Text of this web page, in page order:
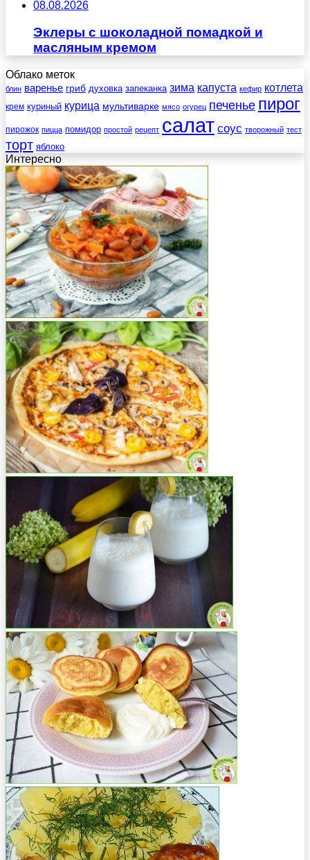
08.08.2026
Эклеры с шоколадной помадкой и
масляным кремом
Облако меток
блин варенье гриб духовка запеканка зима капуста кефир котлета
крем куриный курица мультиварке мясо огурец печенье пирог
пирожок пицца помидор простой рецепт салат соус творожный тест
торт яблоко
Интересно